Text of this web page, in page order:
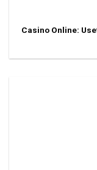
Casino Online: